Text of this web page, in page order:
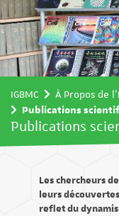
IGBMC À Propos de
Publications
Publications
Les chercheurs
leurs
reflet du